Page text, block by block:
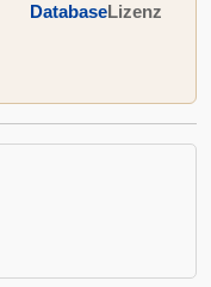
DatabaseLizenz